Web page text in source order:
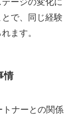
で、同じ経験
ます。
情
ナーとの関係